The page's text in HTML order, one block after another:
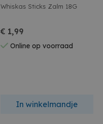
Whiskas Sticks Zalm 18G
€ 1,99
Online op voorraad
In winkelmandje